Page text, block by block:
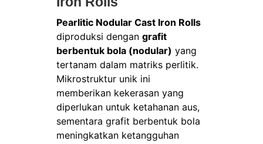
Pearlitic Nodular Cast Iron Rolls
diproduksi dengan grafit
berbentuk bola (nodular) yang
tertanam dalam matriks perlitik.
Mikrostruktur unik ini
memberikan kekerasan yang
diperlukan untuk ketahanan aus,
sementara grafit berbentuk bola
meningkatkan ketangguhan